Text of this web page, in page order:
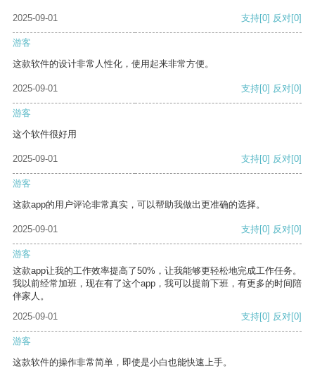
2025-09-01 支持[0] 反对[0]
游客
这款软件的设计非常人性化，使用起来非常方便。
2025-09-01 支持[0] 反对[0]
游客
这个软件很好用
2025-09-01 支持[0] 反对[0]
游客
这款app的用户评论非常真实，可以帮助我做出更准确的选择。
2025-09-01 支持[0] 反对[0]
游客
这款app让我的工作效率提高了50%，让我能够更轻松地完成工作任务。
我以前经常加班，现在有了这个app，我可以提前下班，有更多的时间陪
伴家人。
2025-09-01
支持[0] 反对[0]
游客
这款软件的操作非常简单，即使是小白也能快速上手。